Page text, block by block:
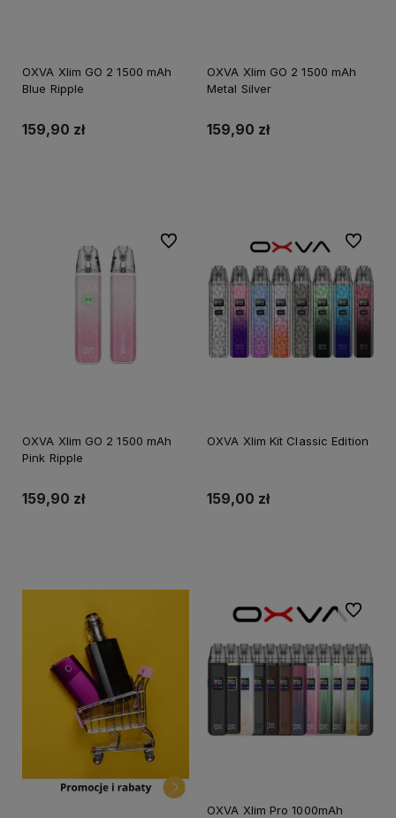
OXVA Xlim GO 2 1500 mAh
Blue Ripple
159,90 zł
OXVA Xlim GO 2 1500 mAh
Metal Silver
159,90 zł
OXVA Xlim GO 2 1500 mAh
Pink Ripple
159,90 zł
Do ulubionych
OXVA Xlim Kit Classic Edition
159,00 zł
Do
OXVA Xlim Pro 1000mAh
Do